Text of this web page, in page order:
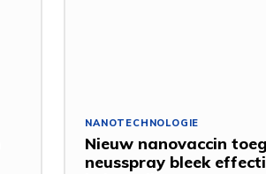
NANOTECHNOLOGIE
Nieuw nanovaccin
neusspray bleek